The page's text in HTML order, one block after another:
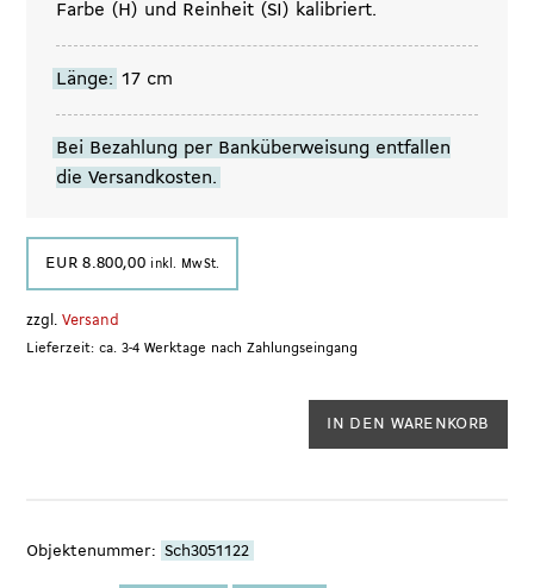
Farbe (H) und Reinheit (SI) kalibriert.
Länge: 17 cm
Bei Bezahlung per Banküberweisung entfallen
die Versandkosten.
EUR8.800,00 inkl. MwSt.
zzgl.Versand
Lieferzeit: ca. 3-4 Werktage nach Zahlungseingang
IN DEN WARENKORB
Objektenummer: Sch3051122